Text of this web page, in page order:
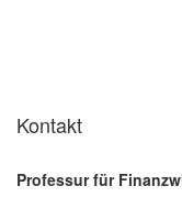
Kontakt
Professur für